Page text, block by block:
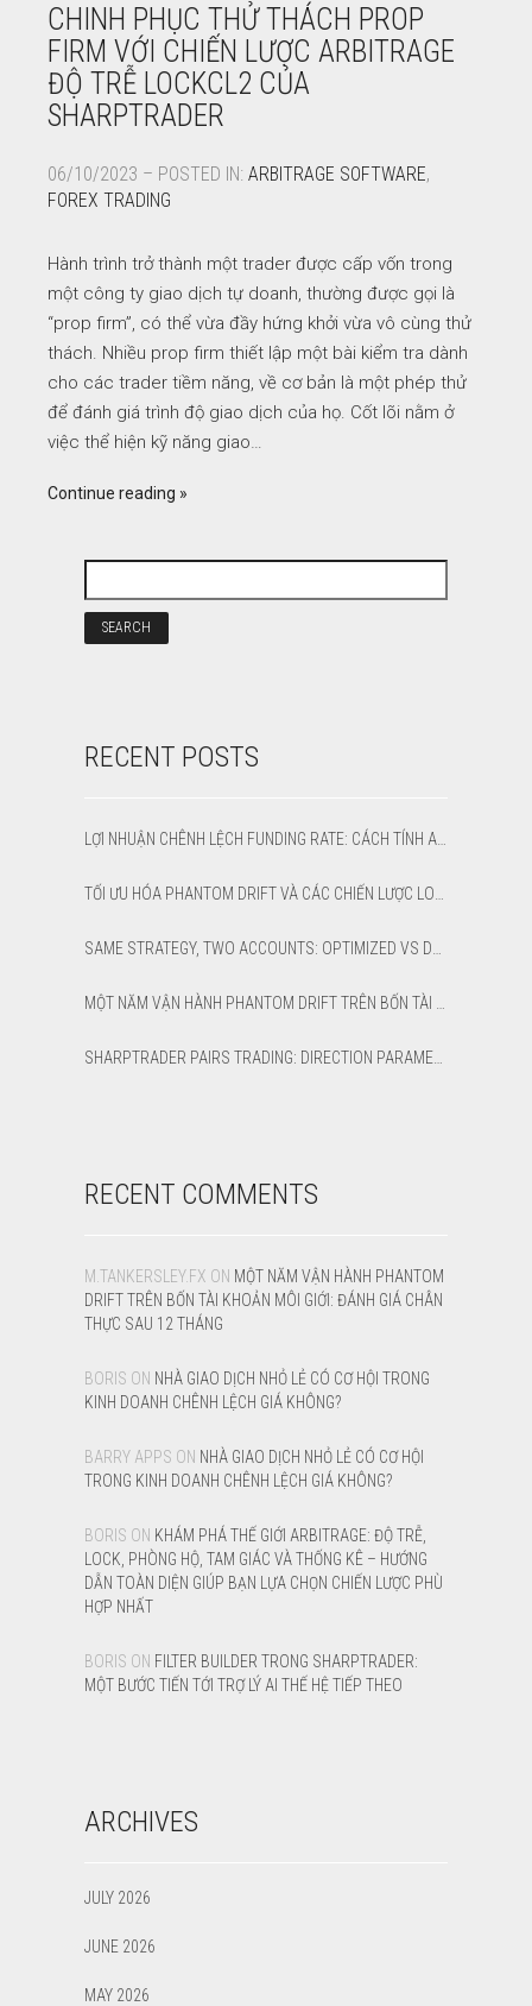
CHINH PHỤC THỬ THÁCH PROP
FIRM VỚI CHIẾN LƯỢC ARBITRAGE
ĐỘ TRỄ LOCKCL2 CỦA
SHARPTRADER
06/10/2023 – POSTED IN: ARBITRAGE SOFTWARE,
FOREX TRADING
Hành trình trở thành một trader được cấp vốn trong
một công ty giao dịch tự doanh, thường được gọi là
“prop firm”, có thể vừa đầy hứng khởi vừa vô cùng thử
thách. Nhiều prop firm thiết lập một bài kiểm tra dành
cho các trader tiềm năng, về cơ bản là một phép thử
để đánh giá trình độ giao dịch của họ. Cốt lõi nằm ở
việc thể hiện kỹ năng giao…
Continue reading
RECENT POSTS
RECENT COMMENTS
M.TANKERSLEY.FX ON MỘT NĂM VẬN HÀNH PHANTOM
DRIFT TRÊN BỐN TÀI KHOẢN MÔI GIỚI: ĐÁNH GIÁ CHÂN
THỰC SAU 12 THÁNG
BORIS ON NHÀ GIAO DỊCH NHỎ LẺ CÓ CƠ HỘI TRONG
KINH DOANH CHÊNH LỆCH GIÁ KHÔNG?
BARRY APPS ON NHÀ GIAO DỊCH NHỎ LẺ CÓ CƠ HỘI
TRONG KINH DOANH CHÊNH LỆCH GIÁ KHÔNG?
BORIS ON KHÁM PHÁ THẾ GIỚI ARBITRAGE: ĐỘ TRỄ,
LOCK, PHÒNG HỘ, TAM GIÁC VÀ THỐNG KÊ – HƯỚNG
DẪN TOÀN DIỆN GIÚP BẠN LỰA CHỌN CHIẾN LƯỢC PHÙ
HỢP NHẤT
BORIS ON FILTER BUILDER TRONG SHARPTRADER:
MỘT BƯỚC TIẾN TỚI TRỢ LÝ AI THẾ HỆ TIẾP THEO
ARCHIVES
JULY 2026
JUNE 2026
MAY 2026